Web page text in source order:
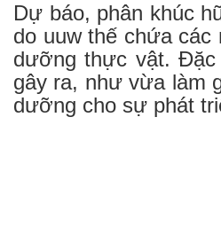
Dự báo, phân khúc
do uuw thế chứa các
dưỡng thực vật. Đặc
gây ra, như vừa làm
dưỡng cho sự phát